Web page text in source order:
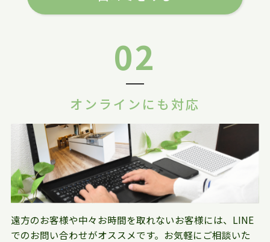
02
オンラインにも対応
遠方のお客様や中々お時間を取れないお客様には、LINE
でのお問い合わせがオススメです。お気軽にご相談いた